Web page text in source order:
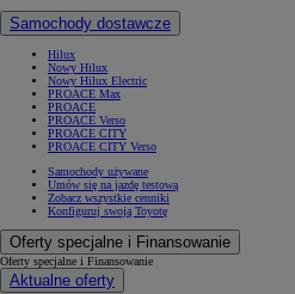
Samochody dostawcze
Hilux
Nowy Hilux
Nowy Hilux Electric
PROACE Max
PROACE
PROACE Verso
PROACE CITY
PROACE CITY Verso
Samochody używane
Umów się na jazdę testową
Zobacz wszystkie cenniki
Konfiguruj swoją Toyotę
Oferty specjalne i Finansowanie
Oferty specjalne i Finansowanie
Aktualne oferty